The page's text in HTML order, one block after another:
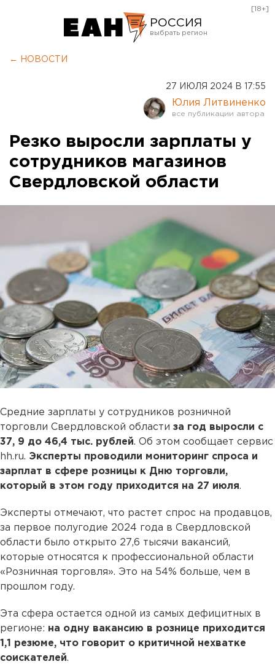
РОССИЯ
Курган
Оренбург
[18+]
← НОВОСТИ
27 ИЮЛЯ 2024 В 17:55
Юлия Литвиненко
Резко выросли зарплаты у
сотрудников магазинов
Свердловской области
Средние зарплаты у сотрудников розничной
торговли Свердловской области за год выросли с
37, 9 до 46,4 тыс. рублей. Об этом сообщает сервис
hh.ru. Эксперты проводили мониторинг спроса и
зарплат в сфере розницы к Дню торговли,
который в этом году приходится на 27 июля.
Эксперты отмечают, что растет спрос на продавцов,
за первое полугодие 2024 года в Свердловской
области было открыто 27,6 тысячи вакансий,
которые относятся к профессиональной области
«Розничная торговля». Это на 54% больше, чем в
прошлом году.
Эта сфера остается одной из самых дефицитных в
регионе: на одну вакансию в рознице приходится
1,1 резюме, что говорит о критичной нехватке
соискателей.